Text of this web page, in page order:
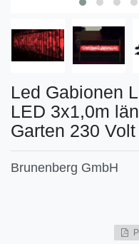
Led Gabionen
LED 3x1,0m
Garten 230 Volt
Brunenberg GmbH